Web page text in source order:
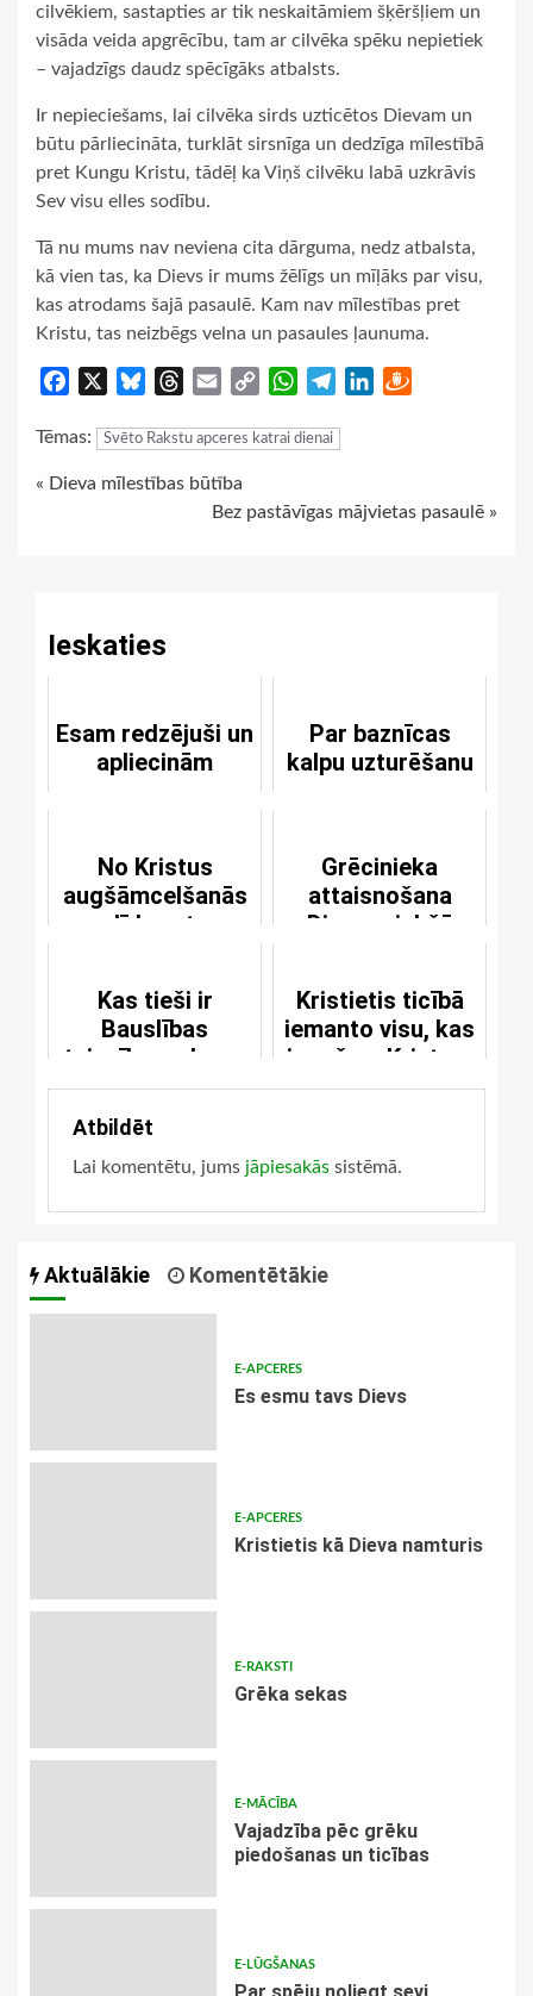
cilvēkiem, sastapties ar tik neskaitāmiem šķēršļiem un
visāda veida apgrēcību, tam ar cilvēka spēku nepietiek
– vajadzīgs daudz spēcīgāks atbalsts.
Ir nepieciešams, lai cilvēka sirds uzticētos Dievam un
būtu pārliecināta, turklāt sirsnīga un dedzīga mīlestībā
pret Kungu Kristu, tādēļ ka Viņš cilvēku labā uzkrāvis
Sev visu elles sodību.
Tā nu mums nav neviena cita dārguma, nedz atbalsta,
kā vien tas, ka Dievs ir mums žēlīgs un mīļāks par visu,
kas atrodams šajā pasaulē. Kam nav mīlestības pret
Kristu, tas neizbēgs velna un pasaules ļaunuma.
Facebook BlueskyThreads
Email
Copy
WhatsApp
TelegramLinkedIn
Tēmas: Svēto Rakstu apceres katrai dienai
Continue
« Dieva mīlestības būtība
Bez pastāvīgas mājvietas pasaulē »
Ieskaties
Esam redzējuši un
apliecinām
Par baznīcas
kalpu uzturēšanu
No Kristus
augšāmcelšanās
līdz pat
Grēcinieka
attaisnošana
Dieva priekšā
Kas tieši ir
Bauslības
taisnība un kas -
Evaņģēlija
taisnība
Kristietis ticībā
iemanto visu, kas
ir pašam Kristum
Atbildēt
Lai komentētu, jums jāpiesakās sistēmā.
Aktuālākie Komentētākie
E-APCERES
Es esmu tavs Dievs
E-APCERES
Kristietis kā Dieva namturis
E-RAKSTI
Grēka sekas
E-MĀCĪBA
Vajadzība pēc grēku
piedošanas un ticības
E-LŪGŠANAS